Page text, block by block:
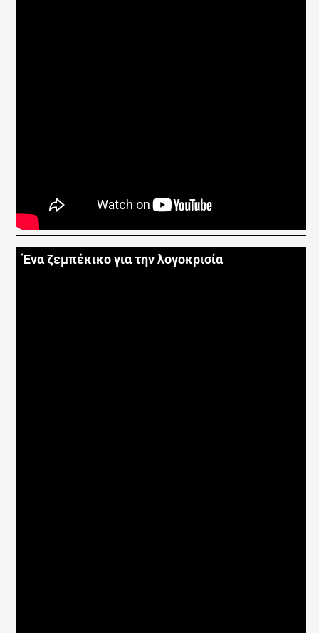
Ένα ζεμπέκικο για την λογοκρισία